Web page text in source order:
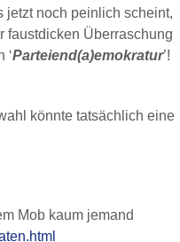
jetzt noch peinlich scheint,
faustdicken Überraschung
‘Parteiend(a)emokratur’!
könnte tatsächlich eine
Mob kaum jemand